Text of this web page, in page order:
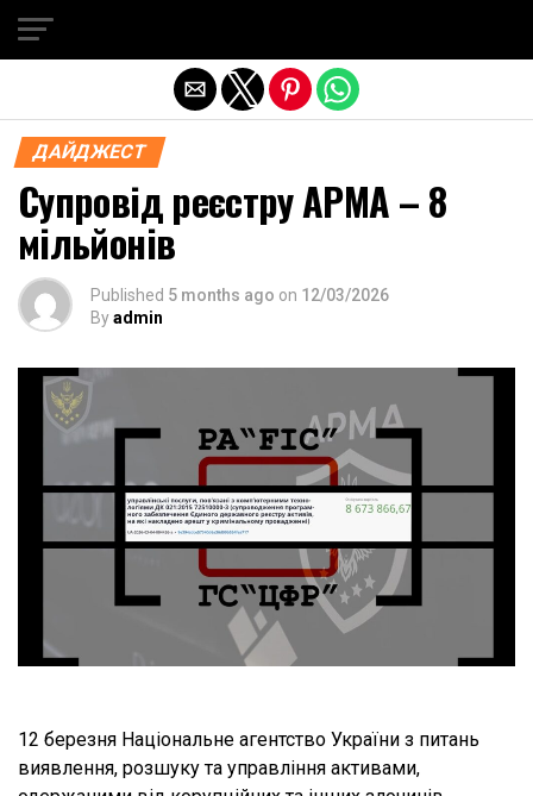
ДАЙДЖЕСТ
Супровід реєстру АРМА – 8
мільйонів
Published 5 months ago on 12/03/2026
Byadmin
12 березня Національне агентство України з питань
виявлення, розшуку та управління активами,